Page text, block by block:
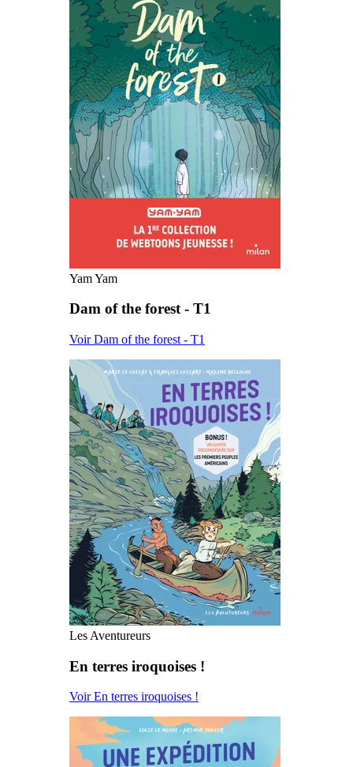
Yam Yam
Dam of the forest - T1
Voir Dam of the forest - T1
Les Aventureurs
En terres iroquoises !
Voir En terres iroquoises !